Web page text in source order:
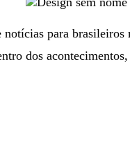
notícias para brasileiros
dos